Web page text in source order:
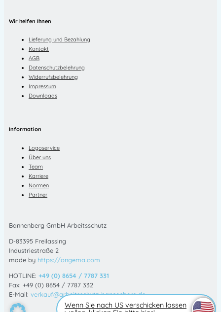
Wir helfen Ihnen
Lieferung und Bezahlung
Kontakt
AGB
Datenschutzbelehrung
Widerrufsbelehrung
Impressum
Downloads
Information
Logoservice
Über uns
Team
Karriere
Normen
Partner
Bannenberg GmbH Arbeitsschutz
D-83395 Freilassing
Industriestraße 2
made by https://ongema.com
HOTLINE: +49 (0) 8654 / 7787 331
Fax: +49 (0) 8654 / 7787 332
E-Mail: verkauf@arbeitsschutz-bannenberg.de
Wenn Sie nach US verschicken lassen